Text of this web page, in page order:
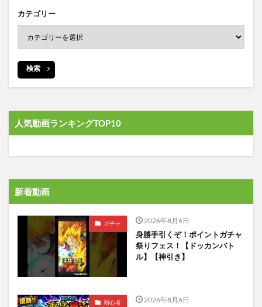
カテゴリー
検索
人気動画ランキングTOP10
新着動画
ガチャ 2026年8月6日
身勝手引くぞ！ポイントガチャ
祭りフェス！【ドッカンバト
ル】【神引き】
初心者 2026年8月6日